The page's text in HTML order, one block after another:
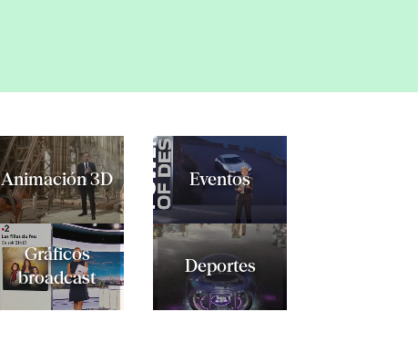
Animación 3D Eventos
Gráficos
broadcast
Deportes